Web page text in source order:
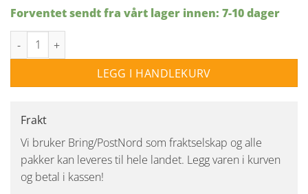
Forventet sendt fra vårt lager innen: 7-10 dager
Soft Plafond 44 cm - Hvit ull antall
LEGG I HANDLEKURV
Frakt
Vi bruker Bring/PostNord som fraktselskap og alle
pakker kan leveres til hele landet. Legg varen i kurven
og betal i kassen!